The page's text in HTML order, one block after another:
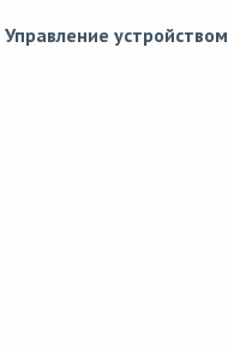
Управление устройством